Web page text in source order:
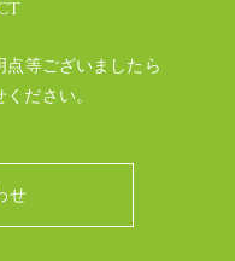
等ございましたら
ださい。
せ